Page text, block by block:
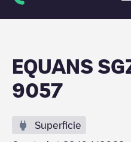
EQUANS
9057
Superficie